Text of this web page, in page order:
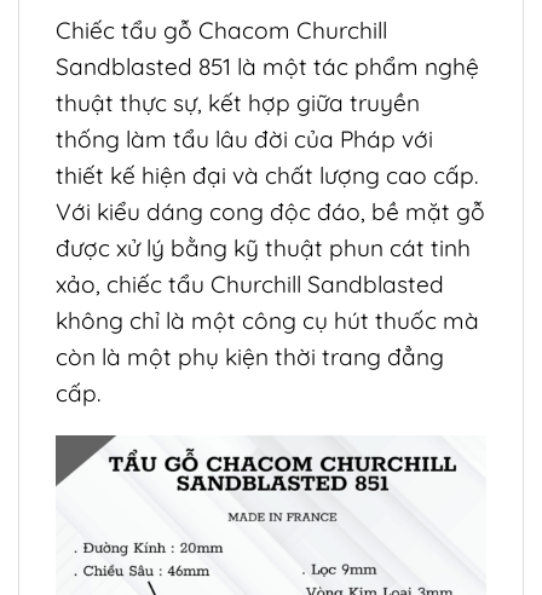
Chiếc tẩu gỗ Chacom Churchill
Sandblasted 851 là một tác phẩm nghệ
thuật thực sự, kết hợp giữa truyền
thống làm tẩu lâu đời của Pháp với
thiết kế hiện đại và chất lượng cao cấp.
Với kiểu dáng cong độc đáo, bề mặt gỗ
được xử lý bằng kỹ thuật phun cát tinh
xảo, chiếc tẩu Churchill Sandblasted
không chỉ là một công cụ hút thuốc mà
còn là một phụ kiện thời trang đẳng
cấp.